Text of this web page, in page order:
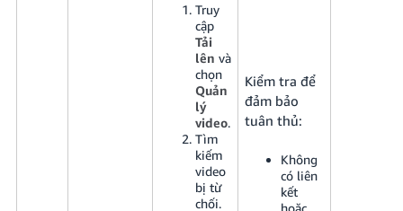
Truy
cập
Tải
lên và
chọn
Quản
lý
video.
Tìm
kiếm
video
bị từ
chối.
Kiểm tra để
đảm bảo
tuân thủ:
Không
có liên
kết
hoặc